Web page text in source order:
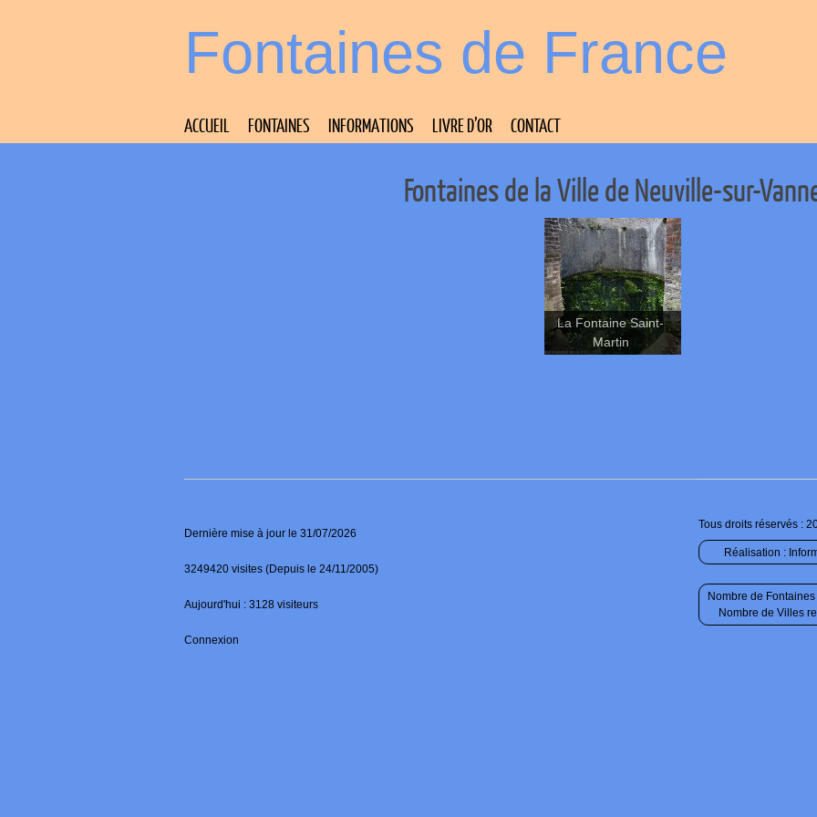
Fontaines de France
ACCUEIL FONTAINES INFORMATIONS LIVRE D’OR CONTACT
Fontaines de la Ville de Neuville-sur-
La Fontaine Saint-
Martin
Dernière mise à jour le 31/07/2026
3249420 visites (Depuis le 24/11/2005)
Aujourd'hui : 3128 visiteurs
Connexion
Tous droits réservés :
Réalisation :
Nombre de
Nombre de Villes